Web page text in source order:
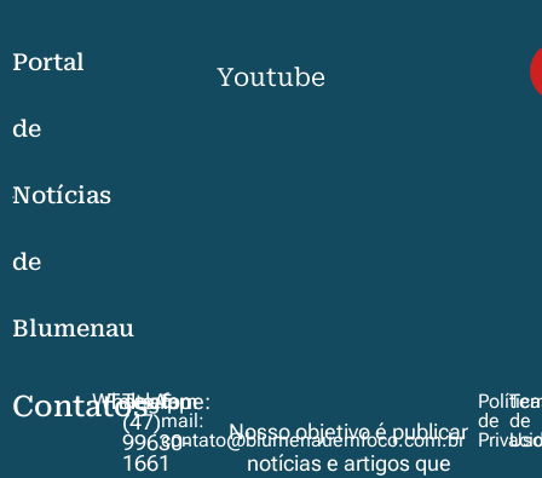
Portal
de
Notícias
de
Blumenau
Youtube
Contatos
WhatsApp
Telegram
Telefone:
(47)
99630-
1661
E-
mail:
contato@blumenauemfoco.com.br
Nosso objetivo é publicar
notícias e artigos que
de de